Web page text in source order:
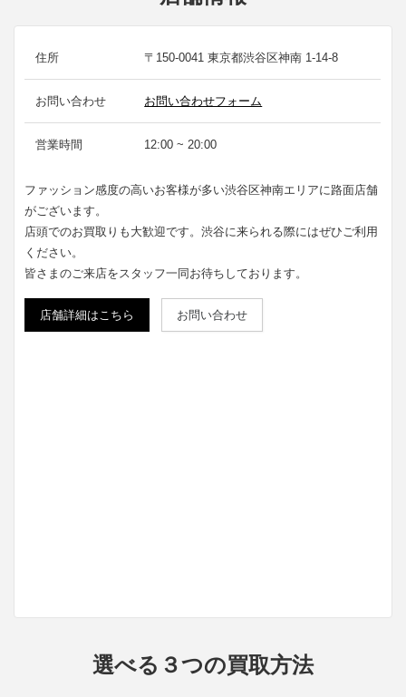
住所 〒150-0041 東京都渋谷区神南 1-14-8
お問い合わせ お問い合わせフォーム
営業時間 12:00 ~ 20:00
ファッション感度の高いお客様が多い渋谷区神南エリアに路面店舗
がございます。
店頭でのお買取りも大歓迎です。渋谷に来られる際にはぜひご利用
ください。
皆さまのご来店をスタッフ一同お待ちしております。
店舗詳細はこちら お問い合わせ
選べる３つの買取方法